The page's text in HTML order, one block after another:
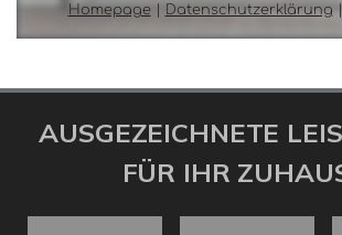
AUSGEZEICHNETE
FÜR IHR